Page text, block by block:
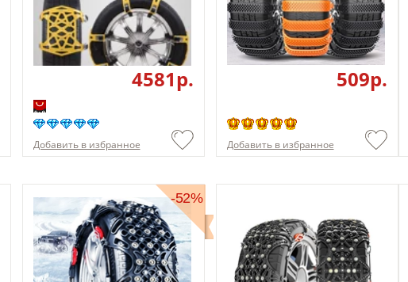
4581p.
Добавить в избранное
509p.
Добавить в избранное
-52%